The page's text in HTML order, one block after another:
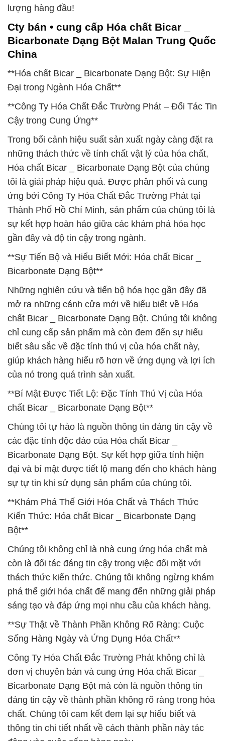
lượng hàng đầu!
Cty bán • cung cấp Hóa chất Bicar _
Bicarbonate Dạng Bột Malan Trung Quốc
China
**Hóa chất Bicar _ Bicarbonate Dạng Bột: Sự Hiện
Đại trong Ngành Hóa Chất**
**Công Ty Hóa Chất Đắc Trường Phát – Đối Tác Tin
Cậy trong Cung Ứng**
Trong bối cảnh hiệu suất sản xuất ngày càng đặt ra
những thách thức về tính chất vật lý của hóa chất,
Hóa chất Bicar _ Bicarbonate Dạng Bột của chúng
tôi là giải pháp hiệu quả. Được phân phối và cung
ứng bởi Công Ty Hóa Chất Đắc Trường Phát tại
Thành Phố Hồ Chí Minh, sản phẩm của chúng tôi là
sự kết hợp hoàn hảo giữa các khám phá hóa học
gần đây và độ tin cậy trong ngành.
**Sự Tiến Bộ và Hiểu Biết Mới: Hóa chất Bicar _
Bicarbonate Dạng Bột**
Những nghiên cứu và tiến bộ hóa học gần đây đã
mở ra những cánh cửa mới về hiểu biết về Hóa
chất Bicar _ Bicarbonate Dạng Bột. Chúng tôi không
chỉ cung cấp sản phẩm mà còn đem đến sự hiểu
biết sâu sắc về đặc tính thú vị của hóa chất này,
giúp khách hàng hiểu rõ hơn về ứng dụng và lợi ích
của nó trong quá trình sản xuất.
**Bí Mật Được Tiết Lộ: Đặc Tính Thú Vị của Hóa
chất Bicar _ Bicarbonate Dạng Bột**
Chúng tôi tự hào là nguồn thông tin đáng tin cậy về
các đặc tính độc đáo của Hóa chất Bicar _
Bicarbonate Dạng Bột. Sự kết hợp giữa tính hiện
đại và bí mật được tiết lộ mang đến cho khách hàng
sự tự tin khi sử dụng sản phẩm của chúng tôi.
**Khám Phá Thế Giới Hóa Chất và Thách Thức
Kiến Thức: Hóa chất Bicar _ Bicarbonate Dạng
Bột**
Chúng tôi không chỉ là nhà cung ứng hóa chất mà
còn là đối tác đáng tin cậy trong việc đối mặt với
thách thức kiến thức. Chúng tôi không ngừng khám
phá thế giới hóa chất để mang đến những giải pháp
sáng tạo và đáp ứng mọi nhu cầu của khách hàng.
**Sự Thật về Thành Phần Không Rõ Ràng: Cuộc
Sống Hàng Ngày và Ứng Dụng Hóa Chất**
Công Ty Hóa Chất Đắc Trường Phát không chỉ là
đơn vị chuyên bán và cung ứng Hóa chất Bicar _
Bicarbonate Dạng Bột mà còn là nguồn thông tin
đáng tin cậy về thành phần không rõ ràng trong hóa
chất. Chúng tôi cam kết đem lại sự hiểu biết và
thông tin chi tiết nhất về cách thành phần này tác